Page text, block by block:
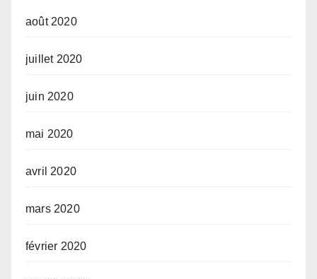
août 2020
juillet 2020
juin 2020
mai 2020
avril 2020
mars 2020
février 2020